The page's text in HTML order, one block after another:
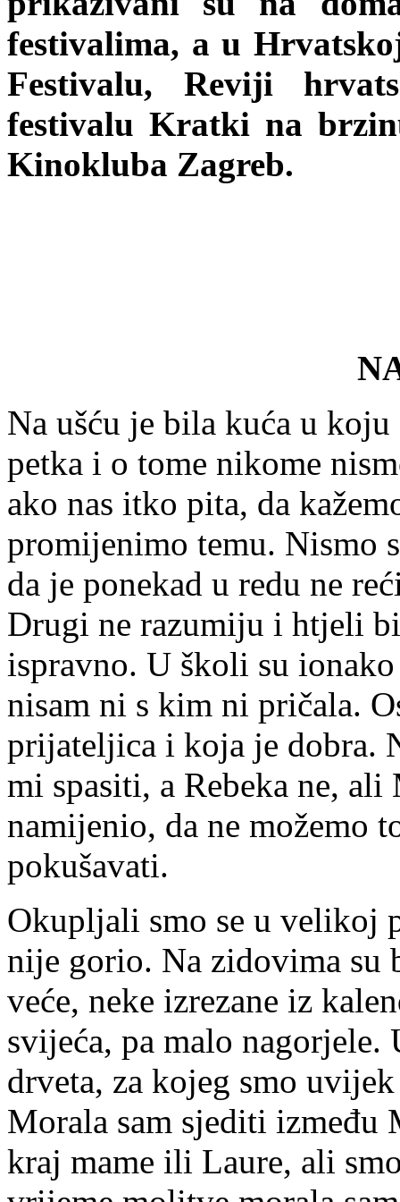
festivalima, a u
Festivalu, Reviji
festivalu Kratki na
Kinokluba Zagreb.
Na ušću je bila kuća u
petka i o tome nikome
ako nas itko pita, da
promijenimo temu. Nismo
da je ponekad u redu ne
Drugi ne razumiju i htjeli
ispravno. U školi su
nisam ni s kim ni pričala.
prijateljica i koja je dobra.
mi spasiti, a Rebeka ne,
namijenio, da ne možemo
pokušavati.
Okupljali smo se u velikoj
nije gorio. Na zidovima su
veće, neke izrezane iz
svijeća, pa malo
drveta, za kojeg smo
Morala sam sjediti
kraj mame ili Laure, ali